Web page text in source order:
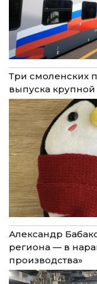
Три смоленских
выпуска
Александр
региона — в
производства»